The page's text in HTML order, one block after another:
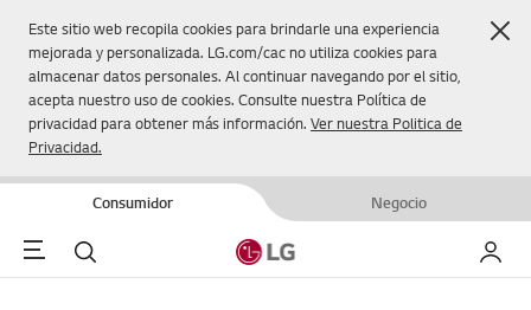
Este sitio web recopila cookies para brindarle una experiencia
mejorada y personalizada. LG.com/cac no utiliza cookies para
almacenar datos personales. Al continuar navegando por el sitio,
acepta nuestro uso de cookies. Consulte nuestra Política de
privacidad para obtener más información. Ver nuestra Politica de
Privacidad.
Consumidor Negocio
Menu Buscar Mi LG